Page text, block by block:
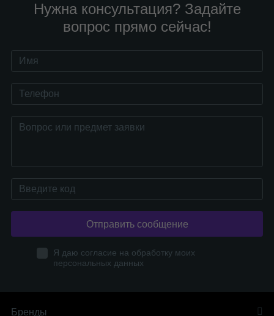
Нужна консультация? Задайте
вопрос прямо сейчас!
Отправить сообщение
Я даю согласие на обработку моих
персональных данных
Бренды